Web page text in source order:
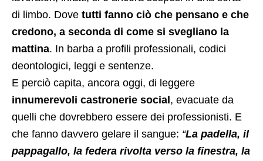
di limbo. Dove tutti fanno ciò che pensano e che
credono, a seconda di come si svegliano la
mattina. In barba a profili professionali, codici
deontologici, leggi e sentenze.
E perciò capita, ancora oggi, di leggere
innumerevoli castronerie social, evacuate da
quelli che dovrebbero essere dei professionisti. E
che fanno davvero gelare il sangue: “La padella, il
pappagallo, la federa rivolta verso la finestra, la